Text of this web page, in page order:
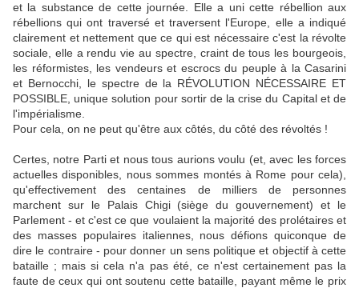
et la substance de cette journée. Elle a uni cette rébellion aux
rébellions qui ont traversé et traversent l'Europe, elle a indiqué
clairement et nettement que ce qui est nécessaire c'est la révolte
sociale, elle a rendu vie au spectre, craint de tous les bourgeois,
les réformistes, les vendeurs et escrocs du peuple à la Casarini
et Bernocchi, le spectre de la RÉVOLUTION NÉCESSAIRE ET
POSSIBLE, unique solution pour sortir de la crise du Capital et de
l'impérialisme.
Pour cela, on ne peut qu'être aux côtés, du côté des révoltés !
Certes, notre Parti et nous tous aurions voulu (et, avec les forces
actuelles disponibles, nous sommes montés à Rome pour cela),
qu'effectivement des centaines de milliers de personnes
marchent sur le Palais Chigi (siège du gouvernement) et le
Parlement - et c'est ce que voulaient la majorité des prolétaires et
des masses populaires italiennes, nous défions quiconque de
dire le contraire - pour donner un sens politique et objectif à cette
bataille ; mais si cela n'a pas été, ce n'est certainement pas la
faute de ceux qui ont soutenu cette bataille, payant même le prix